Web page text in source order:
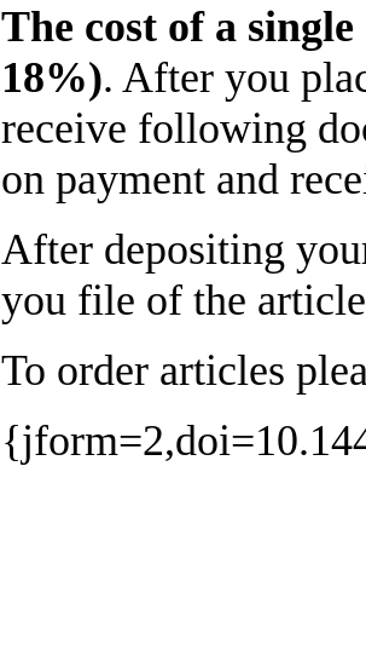
The cost of a
18%). After you
receive following
on payment and
After depositing
you file of the
To order articles